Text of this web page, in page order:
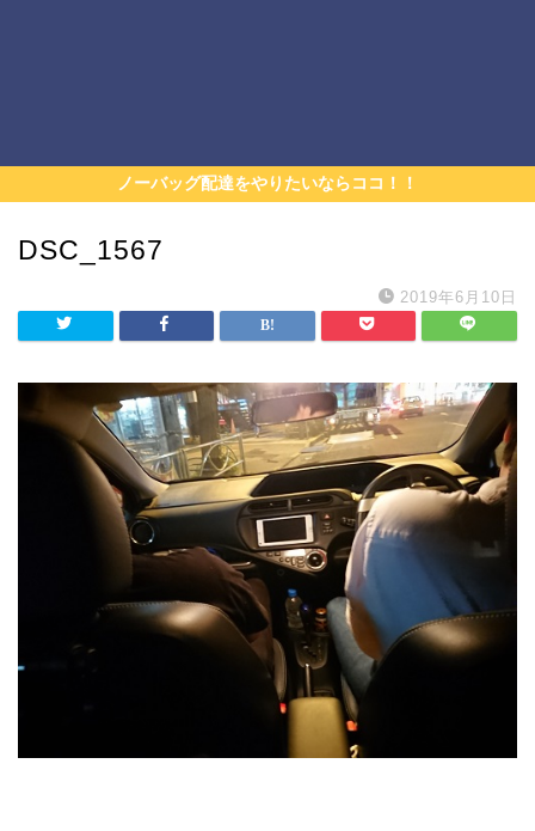
ノーバッグ配達をやりたいならココ！！
DSC_1567
2019年6月10日